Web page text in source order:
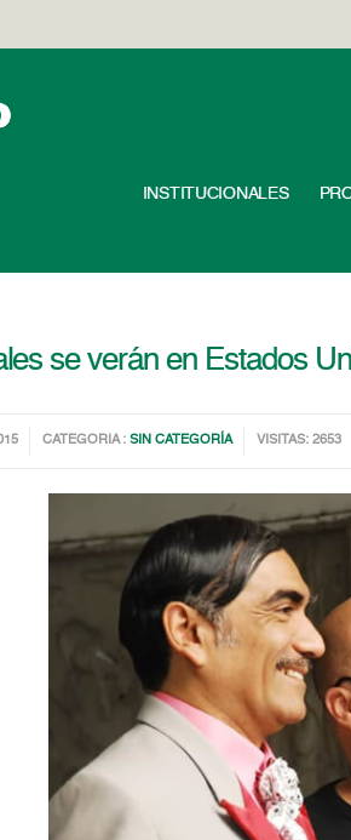
INSTITUCIONALES
se verán en Estados
CATEGORIA :SIN CATEGORÍA VISITAS: 2653